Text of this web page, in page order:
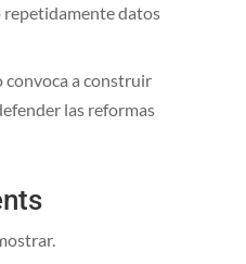
datos
a construir
las reformas